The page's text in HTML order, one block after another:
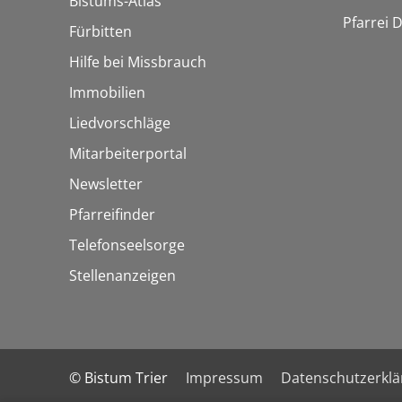
Fürbitten
Hilfe bei Missbrauch
Immobilien
Liedvorschläge
Mitarbeiterportal
Newsletter
Pfarreifinder
Telefonseelsorge
Stellenanzeigen
Pfarrei
© Bistum Trier Impressum